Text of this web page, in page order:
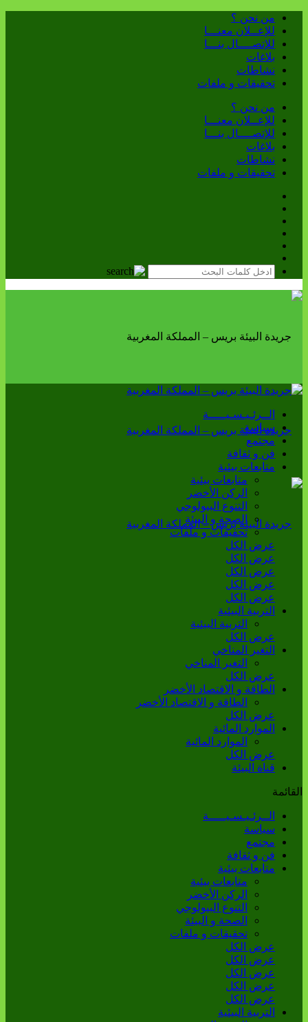
من نحن ؟
للإعــلان معنـــا
للإتصــــال بنـــا
بلاغات
نشاطات
تحقيقات و ملفات
من نحن ؟
للإعــلان معنـــا
للإتصــــال بنـــا
بلاغات
نشاطات
تحقيقات و ملفات
الــرئـيـسـيـــــة
سياسة
مجتمع
فن و ثقافة
متابعات بيئية
متابعات بيئية
الركن الأخضر
التنوع البيولوجي
الصحة و البيئة
تحقيقات و ملفات
عرض الكل
عرض الكل
عرض الكل
عرض الكل
عرض الكل
التربية البيئية
التربية البيئية
عرض الكل
التغير المناخي
التغير المناخي
عرض الكل
الطاقة و الاقتصاد الأخضر
الطاقة و الاقتصاد الأخضر
عرض الكل
الموارد المائية
الموارد المائية
عرض الكل
قناة البيئة
القائمة
الــرئـيـسـيـــــة
سياسة
مجتمع
فن و ثقافة
متابعات بيئية
متابعات بيئية
الركن الأخضر
التنوع البيولوجي
الصحة و البيئة
تحقيقات و ملفات
عرض الكل
عرض الكل
عرض الكل
عرض الكل
عرض الكل
التربية البيئية